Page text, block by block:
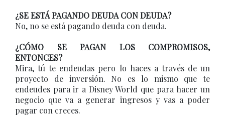
¿SE ESTÁ PAGANDO DEUDA CON DEUDA?
No, no se está pagando deuda con deuda.
¿CÓMO SE PAGAN LOS COMPROMISOS,
ENTONCES?
Mira, tú te endeudas pero lo haces a través de un
proyecto de inversión. No es lo mismo que te
endeudes para ir a Disney World que para hacer un
negocio que va a generar ingresos y vas a poder
pagar con creces.